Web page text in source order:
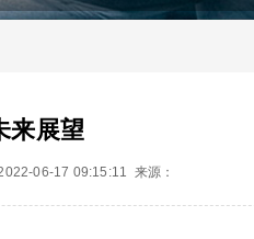
来展望
06-17 09:15:11 来源：